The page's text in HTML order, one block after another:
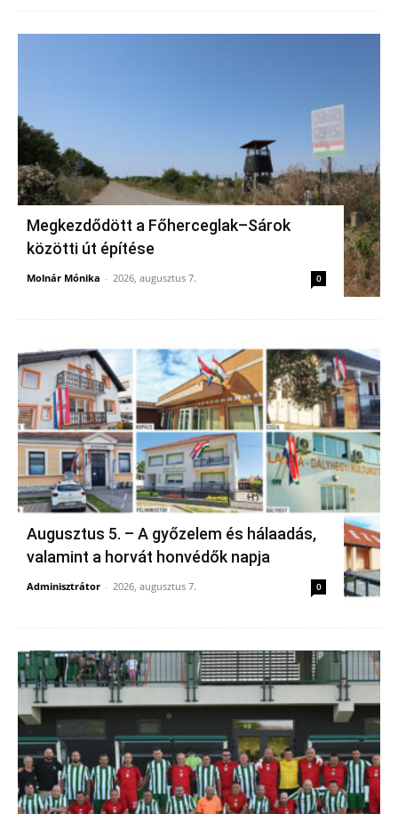
Megkezdődött a Főherceglak–Sárok
közötti út építése
Molnár Mónika - 2026, augusztus 7. 0
Augusztus 5. – A győzelem és hálaadás,
valamint a horvát honvédők napja
Adminisztrátor - 2026, augusztus 7. 0